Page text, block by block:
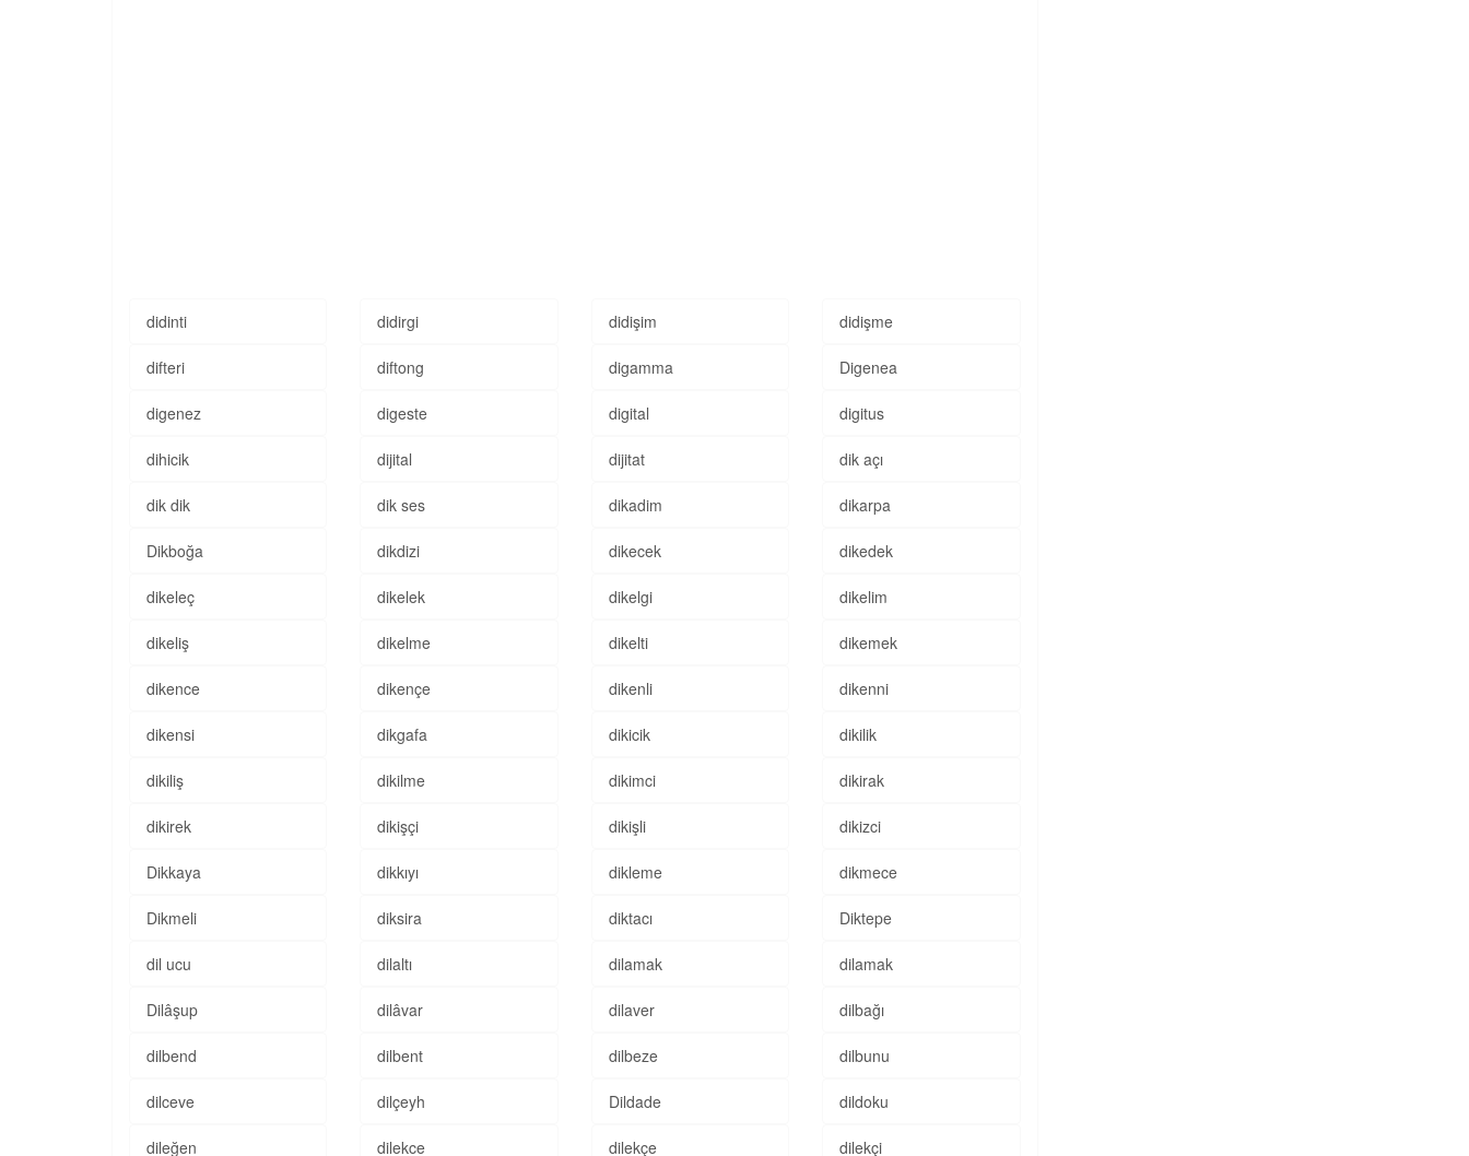
didinti didirgi didişim didişme
difteri diftong digamma Digenea
digenez digeste digital digitus
dihicik dijital dijitat dik açı
dik dik dik ses dikadim dikarpa
Dikboğa dikdizi dikecek dikedek
dikeleç dikelek dikelgi dikelim
dikeliş dikelme dikelti dikemek
dikence dikençe dikenli dikenni
dikensi dikgafa dikicik dikilik
dikiliş dikilme dikimci dikirak
dikirek dikişçi dikişli dikizci
Dikkaya dikkıyı dikleme dikmece
Dikmeli diksira diktacı Diktepe
dil ucu dilaltı dilamak dilamak
Dilâşup dilâvar dilaver dilbağı
dilbend dilbent dilbeze dilbunu
dilceve dilçeyh Dildade dildoku
dileğen dilekce dilekçe dilekçi